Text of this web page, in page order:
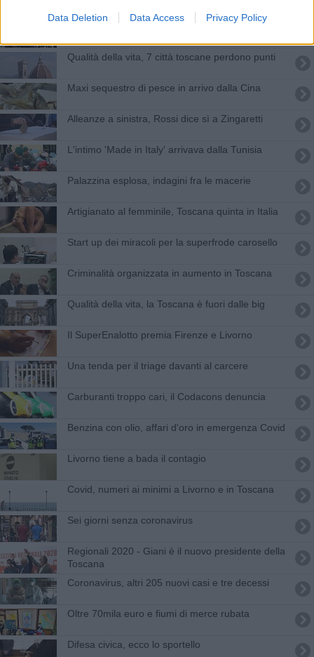
Data Deletion Data Access Privacy Policy
Giovani sì Lab contro la dispersione scolastica
Qualità della vita, 7 città toscane perdono punti
Maxi sequestro di pesce in arrivo dalla Cina
Alleanze a sinistra, Rossi dice sì a Zingaretti
L'intimo 'Made in Italy' arrivava dalla Tunisia
Palazzina esplosa, indagini fra le macerie
Artigianato al femminile, Toscana quinta in Italia
Start up dei miracoli per la superfrode carosello
Criminalità organizzata in aumento in Toscana
Qualità della vita, la Toscana è fuori dalle big
Il SuperEnalotto premia Firenze e Livorno
Una tenda per il triage davanti al carcere
Carburanti troppo cari, il Codacons denuncia
Benzina con olio, affari d'oro in emergenza Covid
Livorno tiene a bada il contagio
Covid, numeri ai minimi a Livorno e in Toscana
Sei giorni senza coronavirus
Regionali 2020 - Giani è il nuovo presidente della
Toscana
Coronavirus, altri 205 nuovi casi e tre decessi
Oltre 70mila euro e fiumi di merce rubata
Difesa civica, ecco lo sportello